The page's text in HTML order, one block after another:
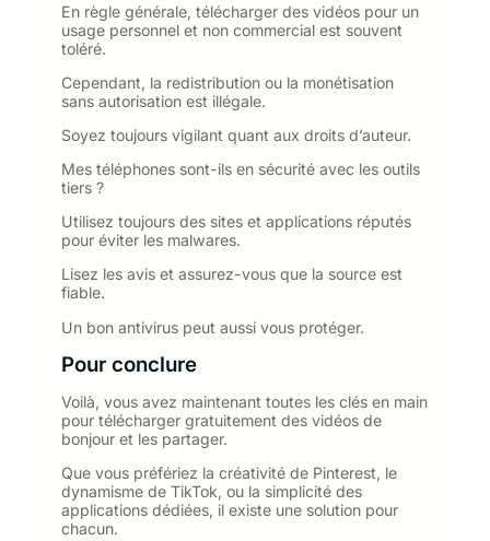
En règle générale, télécharger des vidéos pour un
usage personnel et non commercial est souvent
toléré.
Cependant, la redistribution ou la monétisation
sans autorisation est illégale.
Soyez toujours vigilant quant aux droits d’auteur.
Mes téléphones sont-ils en sécurité avec les outils
tiers ?
Utilisez toujours des sites et applications réputés
pour éviter les malwares.
Lisez les avis et assurez-vous que la source est
fiable.
Un bon antivirus peut aussi vous protéger.
Pour conclure
Voilà, vous avez maintenant toutes les clés en main
pour télécharger gratuitement des vidéos de
bonjour et les partager.
Que vous préfériez la créativité de Pinterest, le
dynamisme de TikTok, ou la simplicité des
applications dédiées, il existe une solution pour
chacun.